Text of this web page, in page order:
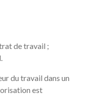
de travail ;
du travail dans un
est